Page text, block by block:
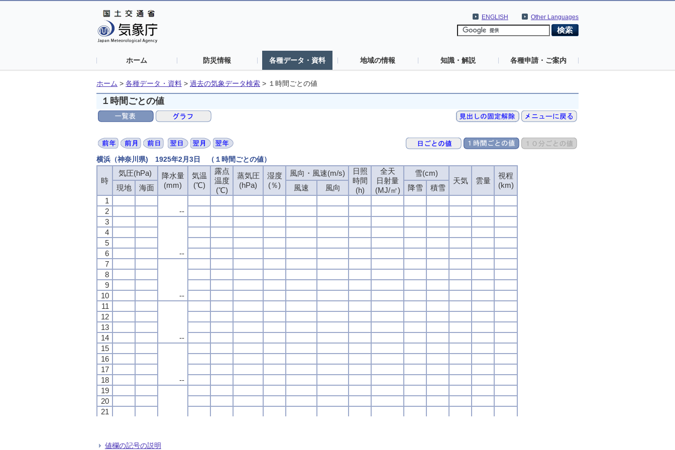
Other Languages
ENGLISH
ホーム 防災情報 各種データ・資料 地域の情報 知識・解説 各種申請・ご案内
ホーム > 各種データ・資料 > 過去の気象データ検索 > １時間ごとの値
１時間ごとの値
横浜（神奈川県) 1925年2月3日 （１時間ごとの値）
時
気圧(hPa)
降水量
(mm)
気温
(℃)
露点
温度
(℃)
蒸気圧
(hPa)
湿度
(％)
風向・風速(m/s)
日照
時間
(h)
全天
日射量
(MJ/㎡)
雪(cm)
天気
雲量
視程
(km)
現地 海面 風速 風向 降雪
積雪
1
--
2
3
--
4
5
6
7
--
8
9
10
11
--
12
13
14
15
--
16
17
18
19
20
21
24
時
気圧(hPa)
降水量
(mm)
気温
(℃)
露点
温度
(℃)
蒸気圧
(hPa)
湿度
(％)
風向・風速(m/s)
日照
時間
(h)
全天
日射量
(MJ/㎡)
雪(cm)
天気
雲量
視程
(km)
現地 海面 風速 風向 降雪
積雪
1
--
2
3
--
4
5
6
7
--
8
9
10
11
--
12
13
14
15
--
16
17
18
19
20
21
24
時
気圧(hPa)
降水量
(mm)
気温
(℃)
露点
温度
(℃)
蒸気圧
(hPa)
湿度
(％)
風向・風速(m/s)
日照
時間
(h)
全天
日射量
(MJ/㎡)
雪(cm)
天気
雲量
視程
(km)
現地 海面 風速 風向 降雪
積雪
1
--
2
3
--
4
5
6
7
--
8
9
10
11
--
12
13
14
15
--
16
17
18
19
20
21
24
時
気圧(hPa)
降水量
(mm)
気温
(℃)
露点
温度
(℃)
蒸気圧
(hPa)
湿度
(％)
風向・風速(m/s)
日照
時間
(h)
全天
日射量
(MJ/㎡)
雪(cm)
天気
雲量
視程
(km)
現地 海面 風速 風向 降雪
積雪
1
--
2
3
--
4
5
6
7
--
8
9
10
11
--
12
13
14
15
--
16
17
18
19
20
21
24
値欄の記号の説明